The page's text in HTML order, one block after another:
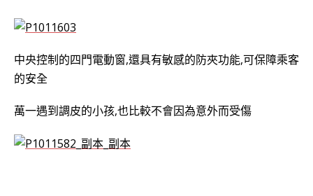
中央控制的四門電動窗,還具有敏感的防夾功能,可保障乘客
的安全
萬一遇到調皮的小孩,也比較不會因為意外而受傷